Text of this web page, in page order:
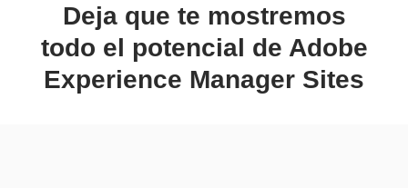
Deja que te mostremos
todo el potencial de Adobe
Experience Manager Sites